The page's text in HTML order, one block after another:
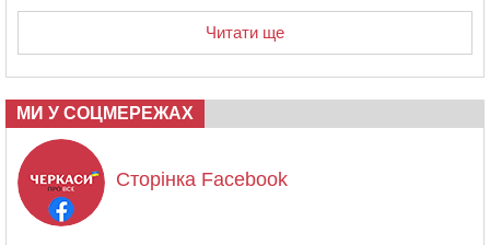
Читати ще
МИ У СОЦМЕРЕЖАХ
Сторінка Facebook